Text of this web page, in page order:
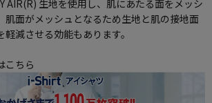
AIR(R) 生地を使用し、肌にあたる面をメッシ
肌面がメッシュとなるため生地と肌の接地面
減させる効能もあります。
こちら